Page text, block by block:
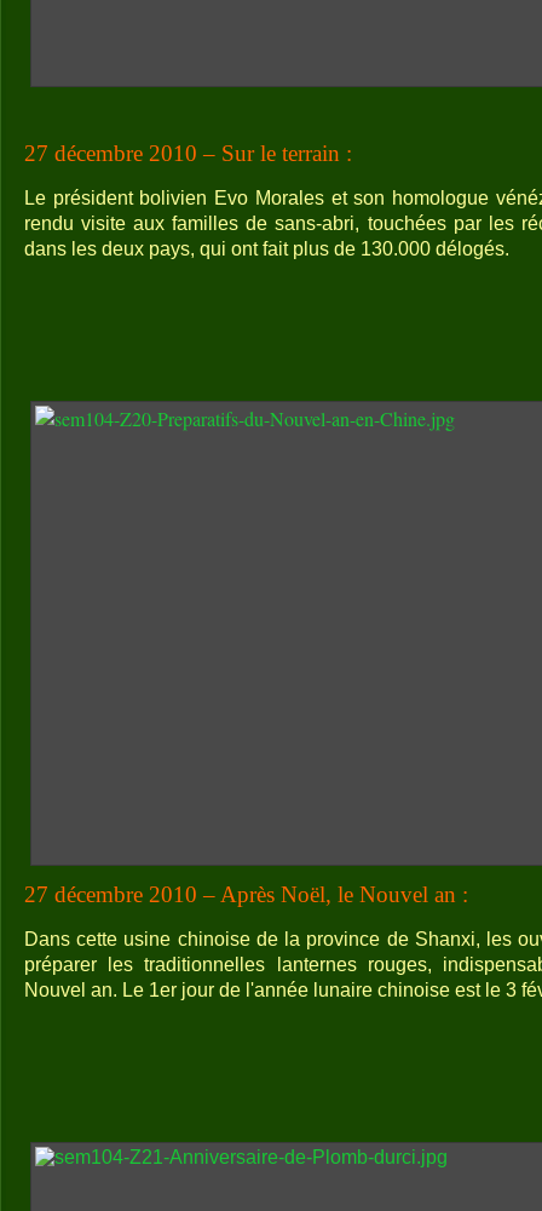
27 décembre 2010 – Sur le terrain :
Le président bolivien Evo Morales et son homologue
rendu visite aux familles de sans-abri, touchées par les
dans les deux pays, qui ont fait plus de 130.000 délogés.
27 décembre 2010 – Après Noël, le Nouvel an :
Dans cette usine chinoise de la province de Shanxi, les
préparer les traditionnelles lanternes rouges,
Nouvel an. Le 1er jour de l'année lunaire chinoise est le 3